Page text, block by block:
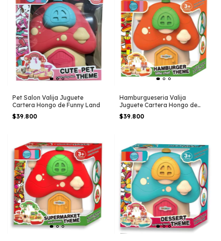
Pet Salon Valija Juguete
Cartera Hongo de Funny Land
$39.800
Hamburgueseria Valija
Juguete Cartera Hongo de
Funny Land
$39.800